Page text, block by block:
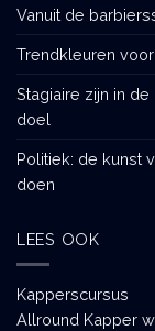
Vanuit de
Trendkleuren
Stagiaire zijn in
doel
Politiek: de kunst
doen
LEES OOK
Kapperscursus
Allround Kapper